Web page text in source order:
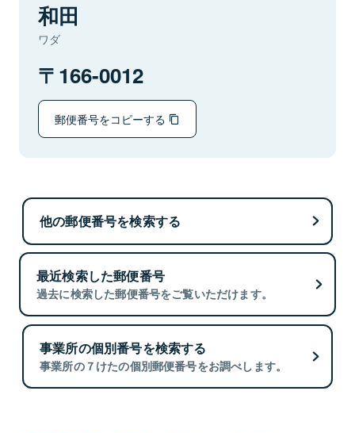
和田
ワダ
166-0012
郵便番号をコピーする
他の郵便番号を検索する
最近検索した郵便番号
過去に検索した郵便番号をご覧いただけます。
事業所の個別番号を検索する
事業所の７けたの個別郵便番号をお調べします。